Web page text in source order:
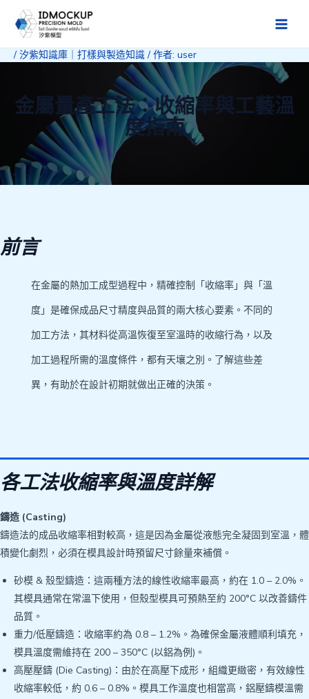
要
Main
/ 汐紫知識庫｜打樣與製造知識/ 作者: user
金屬量產工法：收縮率與工藝溫
度指南
前言
在金屬的熱加工成型過程中，精確控制「收縮率」與「溫
度」是確保成品尺寸精度與品質的兩大核心要素。不同的
加工方法，其材料從高溫恢復至室溫時的收縮行為，以及
加工過程所需的溫度條件，都有天壤之別。了解這些差
異，有助於在設計初期就做出正確的決策。
各工法收縮率與溫度詳解
鑄造 (Casting)
鑄造法的成品收縮率相對較高，這是因為金屬從液態完全凝固到室溫，體
積變化劇烈，必須在模具設計時預留尺寸餘量來補償。
砂模 & 殼型鑄造：這兩種方法的線性收縮率最高，約在 1.0 – 2.0%。
其模具通常在常溫下使用，但殼型模具可預熱至約 200°C 以改善鑄件
品質。
重力/低壓鑄造：收縮率約為 0.8 – 1.2%。為確保金屬液體順利填充，
模具溫度需維持在 200 – 350°C (以鋁為例)。
高壓壓鑄 (Die Casting)：由於在高壓下成形，組織更緻密，有效線性
收縮率較低，約 0.6 – 0.8%。模具工作溫度也相當高，鋁壓鑄模溫需